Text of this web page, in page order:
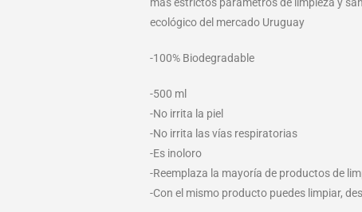
ecológico del mercado Uruguay
-100% Biodegradable
-500 ml
-No irrita la piel
-No irrita las vías respiratorias
-Es inoloro
-Reemplaza la mayoría de productos de
-Con el mismo producto puedes limpiar,